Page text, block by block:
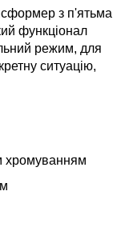
з п'ятьма
функціонал
режим, для
ситуацію,
хромуванням